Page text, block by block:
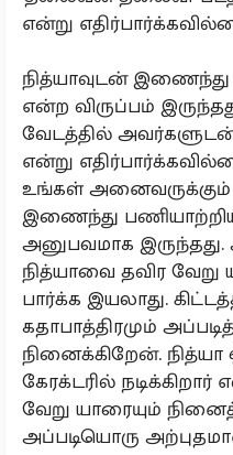
என்று
நித்யாவுடன்
என்ற விருப்பம்
வேடத்தில்
என்று
உங்கள் அனைவருக்கும்
இணைந்து
அனுபவமாக இருந்தது.
நித்யாவை தவிர வேறு
பார்க்க இயலாது.
கதாபாத்திரமும்
நினைக்கிறேன். நித்யா
கேரக்டரில்
வேறு யாரையும்
அப்படியொரு